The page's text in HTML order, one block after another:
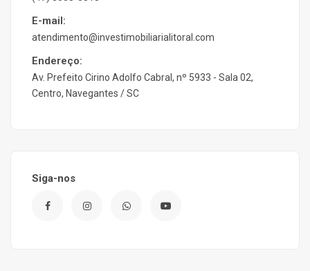
E-mail:
atendimento@investimobiliarialitoral.com
Endereço:
Av. Prefeito Cirino Adolfo Cabral, nº 5933 - Sala 02,
Centro, Navegantes / SC
Siga-nos